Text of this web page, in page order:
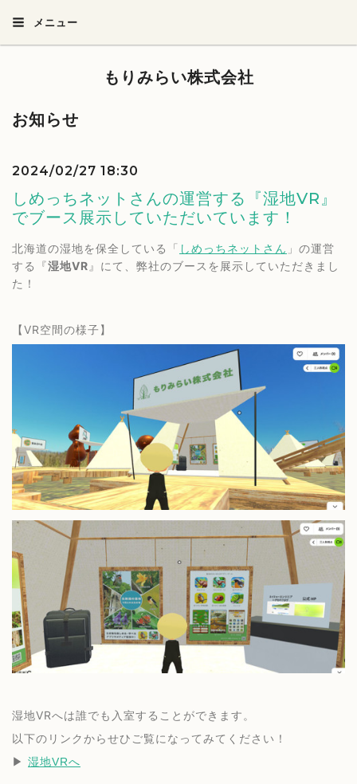
メニュー
もりみらい株式会社
お知らせ
2024/02/27 18:30
しめっちネットさんの運営する『湿地VR』
でブース展示していただいています！
北海道の湿地を保全している「 しめっちネットさん 」の運営
する『湿地VR 』にて、弊社のブースを展示していただきまし
た！
【VR空間の様子】
湿地VRへは誰でも入室することができます。
以下のリンクからせひご覧になってみてください！
▶︎ 湿地VRへ